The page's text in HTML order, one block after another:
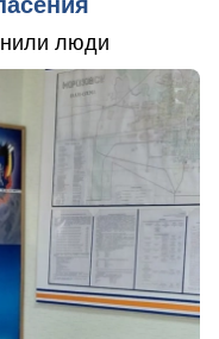
люди